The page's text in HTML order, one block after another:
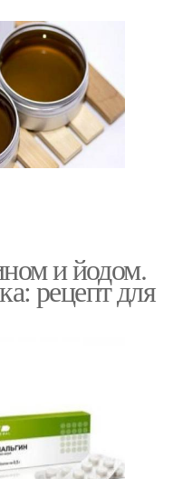
и йодом.
рецепт для